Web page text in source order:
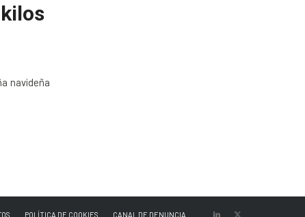
navideña
POLÍTICA DE COOKIES CANAL DE DENUNCIA